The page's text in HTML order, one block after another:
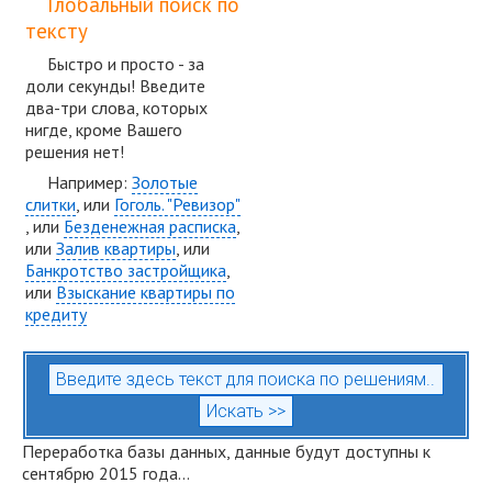
тексту
Быстро и просто - за
доли секунды! Введите
два-три слова, которых
нигде, кроме Вашего
решения нет!
Например: Золотые
слитки, или Гоголь. "Ревизор"
, или Безденежная расписка,
или Залив квартиры, или
Банкротство застройщика,
или Взыскание квартиры по
кредиту
Переработка базы данных, данные будут доступны к
сентябрю 2015 года...